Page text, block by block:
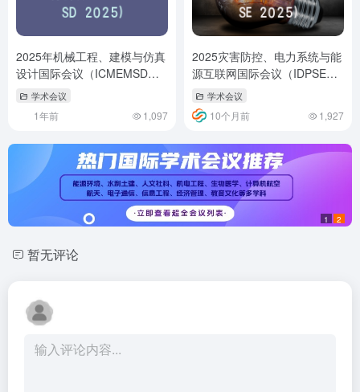
2025年机械工程、建模与仿真
设计国际会议（ICMEMSD
2025）
学术会议
1年前 1,097
2025灾害防控、电力系统与能
源互联网国际会议（IDPSE
2025）
学术会议
10个月前 1,927
1 2
暂无评论